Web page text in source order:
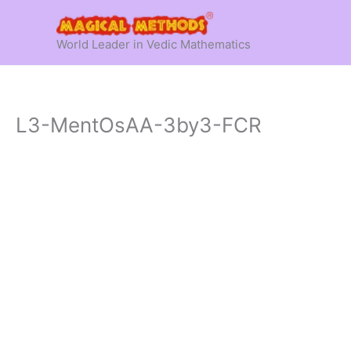
World Leader in Vedic Mathematics
L3-MentOsAA-3by3-FCR